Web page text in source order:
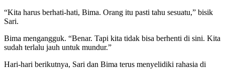
“Kita harus berhati-hati, Bima. Orang itu pasti tahu sesuatu,” bisik
Sari.
Bima mengangguk. “Benar. Tapi kita tidak bisa berhenti di sini. Kita
sudah terlalu jauh untuk mundur.”
Hari-hari berikutnya, Sari dan Bima terus menyelidiki rahasia di